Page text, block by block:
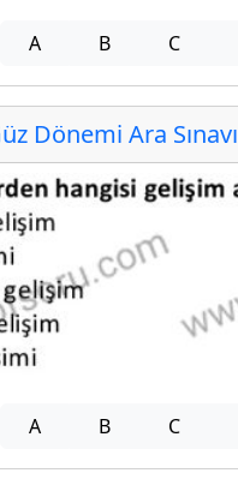
A B C
Dönemi Ara Sınavı
A B C